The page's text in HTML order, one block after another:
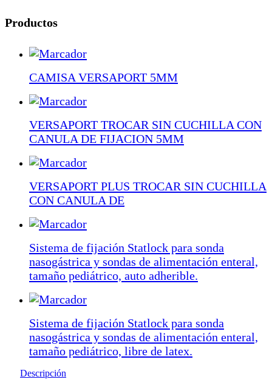
Productos
CAMISA VERSAPORT 5MM
VERSAPORT TROCAR SIN CUCHILLA CON
CANULA DE FIJACION 5MM
VERSAPORT PLUS TROCAR SIN CUCHILLA
CON CANULA DE
Sistema de fijación Statlock para sonda
nasogástrica y sondas de alimentación enteral,
tamaño pediátrico, auto adherible.
Sistema de fijación Statlock para sonda
nasogástrica y sondas de alimentación enteral,
tamaño pediátrico, libre de latex.
Descripción